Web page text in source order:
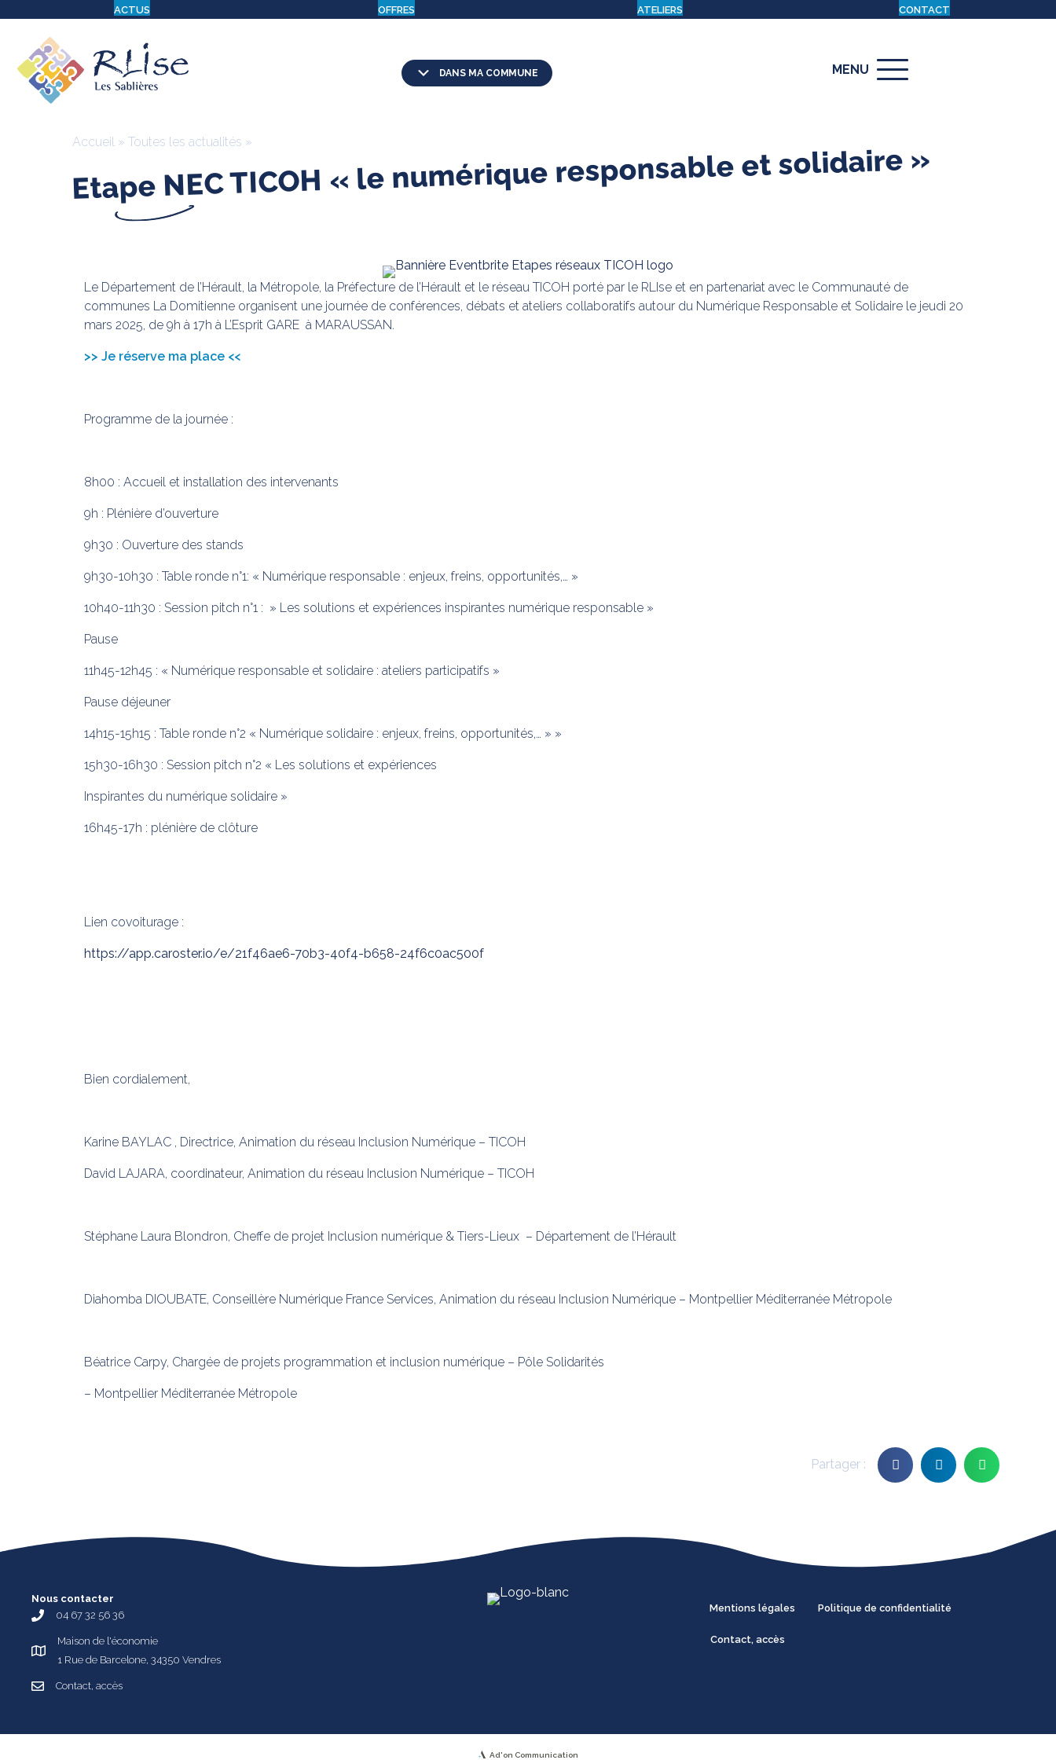
ACTUS OFFRES ATELIERS CONTACT
DANS MA COMMUNE MENU
Accueil » Toutes les actualités »
Etape NEC TICOH « le numérique responsable et solidaire »
Le Département de l’Hérault, la Métropole, la Préfecture de l’Hérault et le réseau TICOH porté par le RLIse et en partenariat avec le Communauté de
communes La Domitienne organisent une journée de conférences, débats et ateliers collaboratifs autour du Numérique Responsable et Solidaire le jeudi 20
mars 2025, de 9h à 17h à L’Esprit GARE à MARAUSSAN.
>> Je réserve ma place <<
Programme de la journée :
8h00 : Accueil et installation des intervenants
9h : Plénière d’ouverture
9h30 : Ouverture des stands
9h30-10h30 : Table ronde n°1: « Numérique responsable : enjeux, freins, opportunités,… »
10h40-11h30 : Session pitch n°1 : » Les solutions et expériences inspirantes numérique responsable »
Pause
11h45-12h45 : « Numérique responsable et solidaire : ateliers participatifs »
Pause déjeuner
14h15-15h15 : Table ronde n°2 « Numérique solidaire : enjeux, freins, opportunités,… » »
15h30-16h30 : Session pitch n°2 « Les solutions et expériences
Inspirantes du numérique solidaire »
16h45-17h : plénière de clôture
Lien covoiturage :
https://app.caroster.io/e/21f46ae6-70b3-40f4-b658-24f6c0ac500f
Bien cordialement,
Karine BAYLAC , Directrice, Animation du réseau Inclusion Numérique – TICOH
David LAJARA, coordinateur, Animation du réseau Inclusion Numérique – TICOH
Stéphane Laura Blondron, Cheffe de projet Inclusion numérique & Tiers-Lieux – Département de l’Hérault
Diahomba DIOUBATE, Conseillère Numérique France Services, Animation du réseau Inclusion Numérique – Montpellier Méditerranée Métropole
Béatrice Carpy, Chargée de projets programmation et inclusion numérique – Pôle Solidarités
– Montpellier Méditerranée Métropole
Nous contacter
04 67 32 56 36
Maison de l'économie
1 Rue de Barcelone, 34350 Vendres
Contact, accès
Mentions légales Politique de confidentialité
Contact, accès
Ad'on Communication